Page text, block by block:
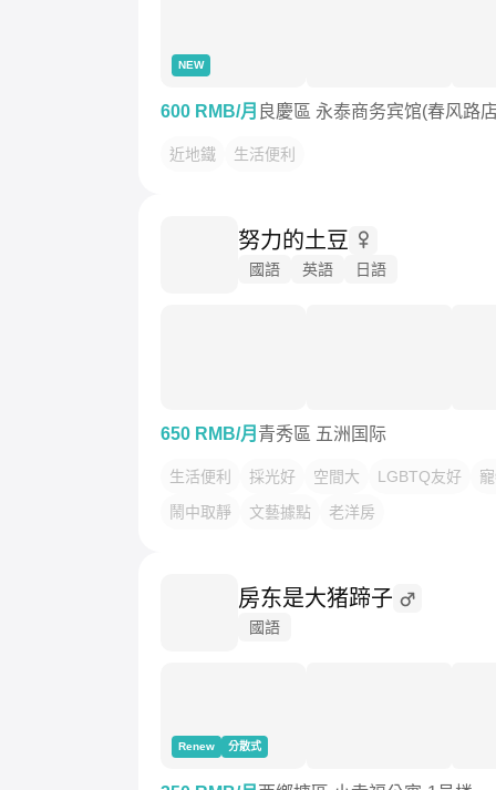
NEW
600 RMB/月 良慶區 永泰商务宾馆(春风路
近地鐵 生活便利
努力的土豆
國語 英語 日語
650 RMB/月 青秀區 五洲国际
生活便利 採光好 空間大 LGBTQ友好
鬧中取靜
文藝據點 老洋房
房东是大猪蹄子
國語
Renew 分散式